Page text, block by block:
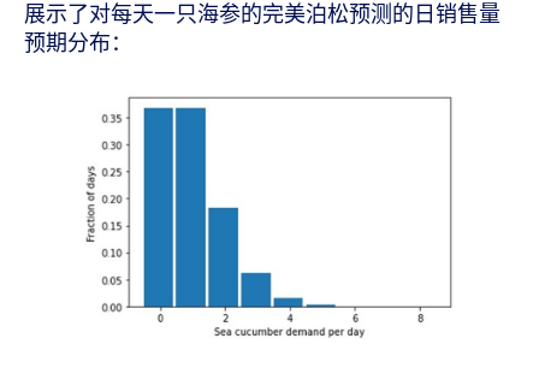
展示了对每天一只海参的完美泊松预测的日销售量
预期分布：